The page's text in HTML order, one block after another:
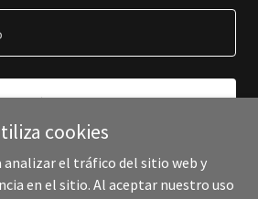
cookies
analizar el tráfico del sitio web y
en el sitio. Al aceptar nuestro uso